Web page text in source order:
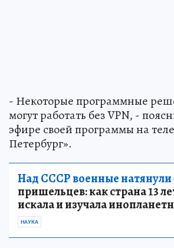
- Некоторые программные
могут работать без VPN, -
эфире своей программы на
Петербург».
Над СССР военные натянули
пришельцев: как страна 13
искала и изучала
НАУКА